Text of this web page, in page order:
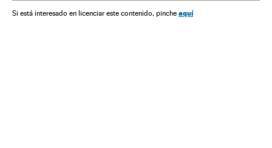
Si está interesado en licenciar este contenido, pinche aquí